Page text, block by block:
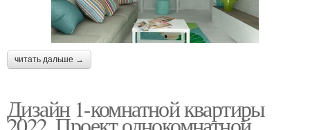
читать дальше →
Дизайн 1-комнатной квартиры